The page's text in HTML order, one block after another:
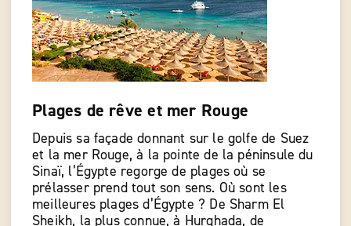
Plages de rêve et mer Rouge
Depuis sa façade donnant sur le golfe de Suez
et la mer Rouge, à la pointe de la péninsule du
Sinaï, l’Égypte regorge de plages où se
prélasser prend tout son sens. Où sont les
meilleures plages d’Égypte ? De Sharm El
Sheikh, la plus connue, à Hurghada, de